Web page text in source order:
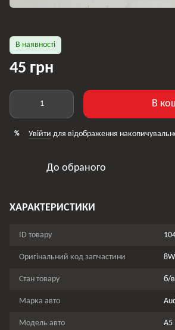
В наявності
45 грн
В
% Увійти для відображення
До обраного
ХАРАКТЕРИСТИКИ
ID товару
Оригінальний код запчастини
Стан товару б/в
Марка авто
Модель авто A5